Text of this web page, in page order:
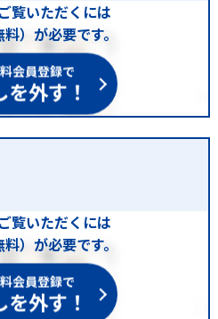
覧いただくには
）が必要です。
会員登録で
外す！
覧いただくには
）が必要です。
会員登録で
外す！